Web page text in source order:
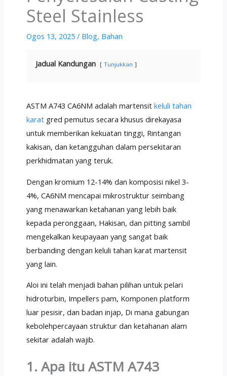
Steel Stainless
Ogos 13, 2025 / Blog, Bahan
Jadual Kandungan Tunjukkan
ASTM A743 CA6NM adalah martensit keluli tahan
karatgred pemutus secara khusus direkayasa
untuk memberikan kekuatan tinggi, Rintangan
kakisan, dan ketangguhan dalam persekitaran
perkhidmatan yang teruk.
Dengan kromium 12-14% dan komposisi nikel 3-
4%, CA6NM mencapai mikrostruktur seimbang
yang menawarkan ketahanan yang lebih baik
kepada peronggaan, Hakisan, dan pitting sambil
mengekalkan keupayaan yang sangat baik
berbanding dengan keluli tahan karat martensit
yang lain.
Aloi ini telah menjadi bahan pilihan untuk pelari
hidroturbin, Impellers pam, Komponen platform
luar pesisir, dan badan injap, Di mana gabungan
kebolehpercayaan struktur dan ketahanan alam
sekitar adalah wajib.
1. Apa itu ASTM A743